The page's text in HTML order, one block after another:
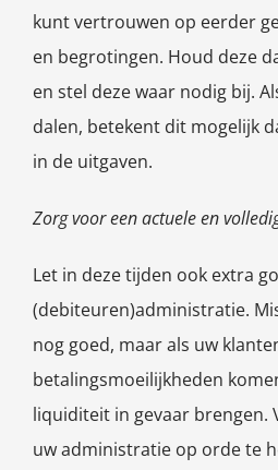
kunt vertrouwen op eerder
en begrotingen. Houd deze
en stel deze waar nodig bij.
dalen, betekent dit mogelijk
in de uitgaven.
Zorg voor een actuele en
Let in deze tijden ook extra
(debiteuren)administratie.
nog goed, maar als uw
betalingsmoeilijkheden
liquiditeit in gevaar brengen.
uw administratie op orde te